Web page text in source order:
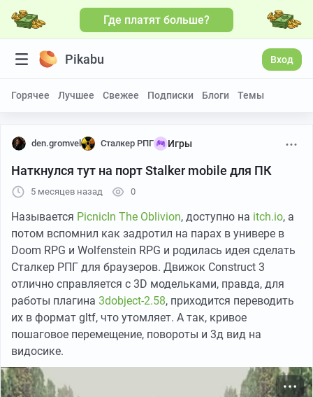
Где платят больше?
Pikabu Вход
Горячее Лучшее Свежее Подписки Блоги Темы
den.gromvel Сталкер РПГ Игры
Наткнулся тут на порт Stalker mobile для ПК
5 месяцев назад 0
Называется PicnicIn The Oblivion, доступно на itch.io, а
потом вспомнил как задротил на парах в универе в
Doom RPG и Wolfenstein RPG и родилась идея сделать
Сталкер РПГ для браузеров. Движок Construct 3
отлично справляется с 3D модельками, правда, для
работы плагина 3dobject-2.58, приходится переводить
их в формат gltf, что утомляет. А так, кривое
пошаговое перемещение, повороты и 3д вид на
видосике.
Больше видео